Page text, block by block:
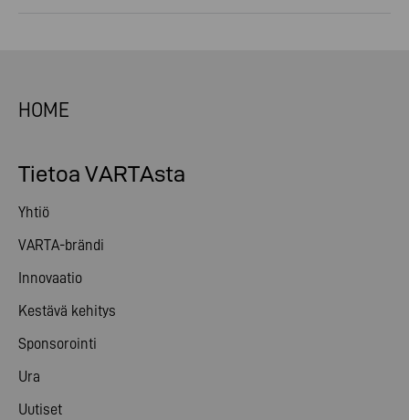
HOME
Tietoa VARTAsta
Yhtiö
VARTA-brändi
Innovaatio
Kestävä kehitys
Sponsorointi
Ura
Uutiset